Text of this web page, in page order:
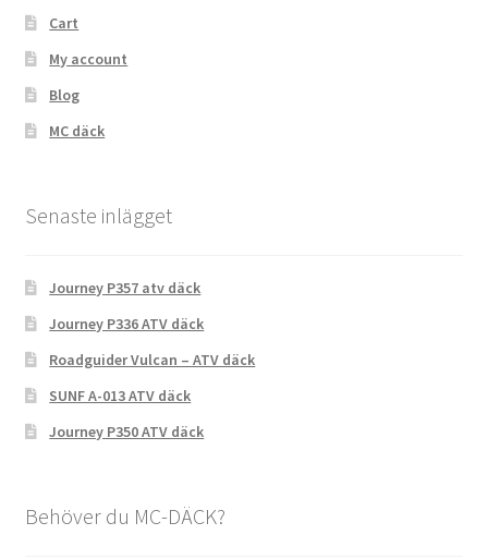
Cart
My account
Blog
MC däck
Senaste inlägget
Journey P357 atv däck
Journey P336 ATV däck
Roadguider Vulcan – ATV däck
SUNF A-013 ATV däck
Journey P350 ATV däck
Behöver du MC-DÄCK?